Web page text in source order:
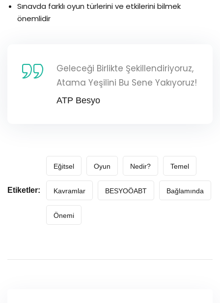
Sınavda farklı oyun türlerini ve etkilerini bilmek
önemlidir
Geleceği Birlikte Şekillendiriyoruz,
Atama Yeşilini Bu Sene Yakıyoruz!
ATP Besyo
Etiketler:
Eğitsel Oyun Nedir? Temel
Kavramlar BESYOÖABT Bağlamında
Önemi